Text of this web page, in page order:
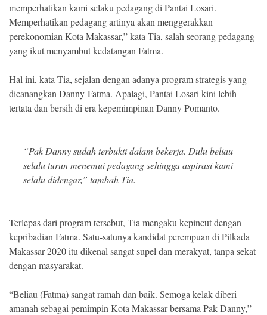
memperhatikan kami selaku pedagang di Pantai Losari.
Memperhatikan pedagang artinya akan menggerakkan
perekonomian Kota Makassar,” kata Tia, salah seorang pedagang
yang ikut menyambut kedatangan Fatma.
Hal ini, kata Tia, sejalan dengan adanya program strategis yang
dicanangkan Danny-Fatma. Apalagi, Pantai Losari kini lebih
tertata dan bersih di era kepemimpinan Danny Pomanto.
“Pak Danny sudah terbukti dalam bekerja. Dulu beliau
selalu turun menemui pedagang sehingga aspirasi kami
selalu didengar,” tambah Tia.
Terlepas dari program tersebut, Tia mengaku kepincut dengan
kepribadian Fatma. Satu-satunya kandidat perempuan di Pilkada
Makassar 2020 itu dikenal sangat supel dan merakyat, tanpa sekat
dengan masyarakat.
“Beliau (Fatma) sangat ramah dan baik. Semoga kelak diberi
amanah sebagai pemimpin Kota Makassar bersama Pak Danny,”